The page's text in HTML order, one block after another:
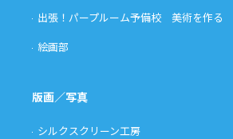
出張！パープルーム予備校 美術を作る
絵画部
版画／写真
シルクスクリーン工房